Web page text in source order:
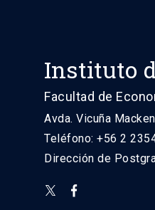
Instituto
Facultad de
Avda. Vicuña
Teléfono: +56 2
Dirección de